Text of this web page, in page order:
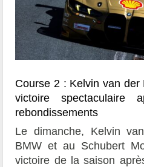
Course 2 : Kelvin van
victoire spectaculaire
rebondissements
Le dimanche, Kelvin
BMW et au Schubert
victoire de la saison